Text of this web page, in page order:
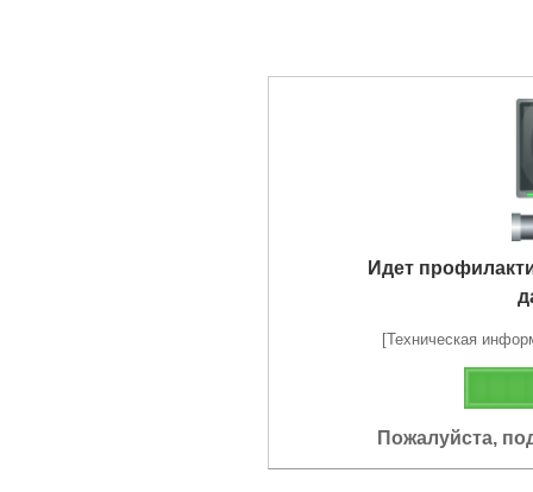
Идет
[Техническая
Пожалуйста,